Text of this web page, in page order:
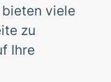
viele
zu
Ihre